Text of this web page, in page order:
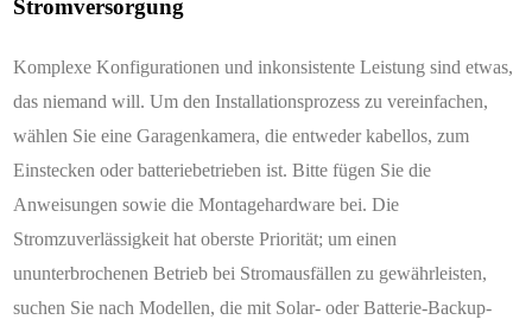
Stromversorgung
Komplexe Konfigurationen und inkonsistente Leistung sind etwas,
das niemand will. Um den Installationsprozess zu vereinfachen,
wählen Sie eine Garagenkamera, die entweder kabellos, zum
Einstecken oder batteriebetrieben ist. Bitte fügen Sie die
Anweisungen sowie die Montagehardware bei. Die
Stromzuverlässigkeit hat oberste Priorität; um einen
ununterbrochenen Betrieb bei Stromausfällen zu gewährleisten,
suchen Sie nach Modellen, die mit Solar- oder Batterie-Backup-